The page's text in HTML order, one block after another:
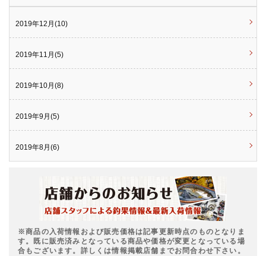
2019年12月(10)
2019年11月(5)
2019年10月(8)
2019年9月(5)
2019年8月(6)
※商品の入荷情報および販売価格は記事更新時点のものとなりま
す。既に販売済みとなっている商品や価格が変更となっている場
合もございます。詳しくは情報掲載店舗までお問合わせ下さい。